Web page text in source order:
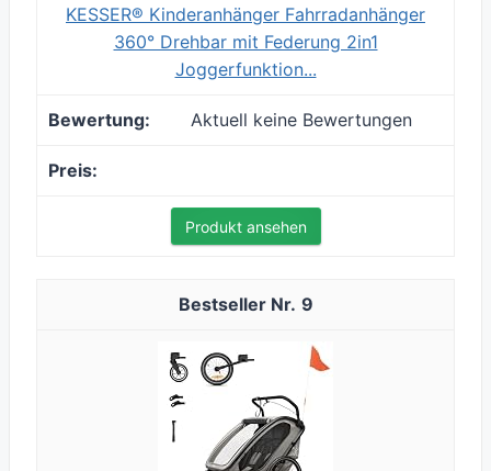
KESSER® Kinderanhänger Fahrradanhänger
360° Drehbar mit Federung 2in1
Joggerfunktion...
Aktuell keine Bewertungen
Produkt ansehen
9